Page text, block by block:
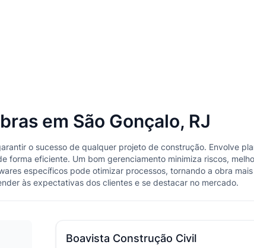
em São Gonçalo, RJ
o sucesso de qualquer projeto de construção. Envolve
forma eficiente. Um bom gerenciamento minimiza riscos,
específicos pode otimizar processos, tornando a obra
às expectativas dos clientes e se destacar no mercado.
Boavista Construção Civil